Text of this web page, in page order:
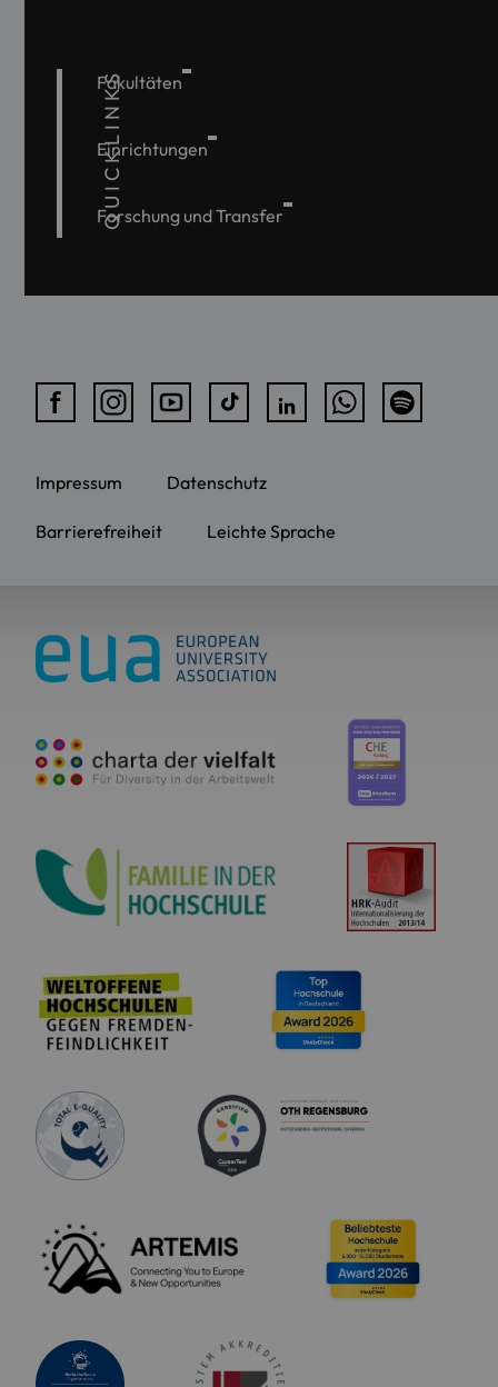
QUICKLINKS
Fakultäten
Einrichtungen
Forschung und Transfer
Impressum Datenschutz
Barrierefreiheit Leichte Sprache